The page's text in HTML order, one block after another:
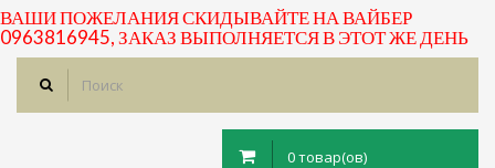
ВАШИ ПОЖЕЛАНИЯ СКИДЫВАЙТЕ НА ВАЙБЕР
0963816945, ЗАКАЗ ВЫПОЛНЯЕТСЯ В ЭТОТ ЖЕ ДЕНЬ
0 товар(ов)